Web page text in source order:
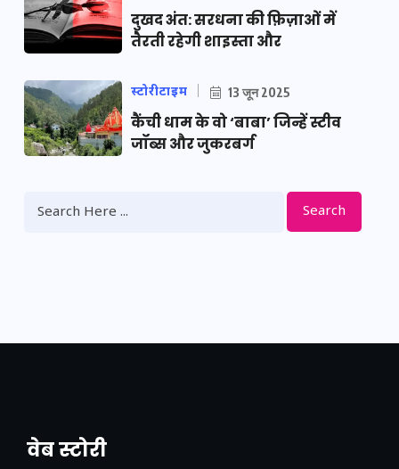
दुखद अंत: सरधना की फ़िज़ाओं में
तैरती रहेगी शाइस्ता और
स्टोरीटाइम 13 जून 2025
कैंची धाम के वो ‘बाबा’ जिन्हें स्टीव
जॉब्स और जुकरबर्ग
Search
वेब स्टोरी
नया एक्सप्रेसवे: पूर्वांचल का लक, डेवलपमेंट का